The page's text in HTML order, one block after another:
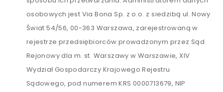
osobowych jest Via Bona Sp. z o.o. z siedzibą ul. Nowy
Świat 54/56, 00-363 Warszawa, zarejestrowaną w
rejestrze przedsiębiorców prowadzonym przez Sąd
Rejonowy dla m. st. Warszawy w Warszawie, XIV
Wydział Gospodarczy Krajowego Rejestru
Sądowego, pod numerem KRS 0000713679, NIP